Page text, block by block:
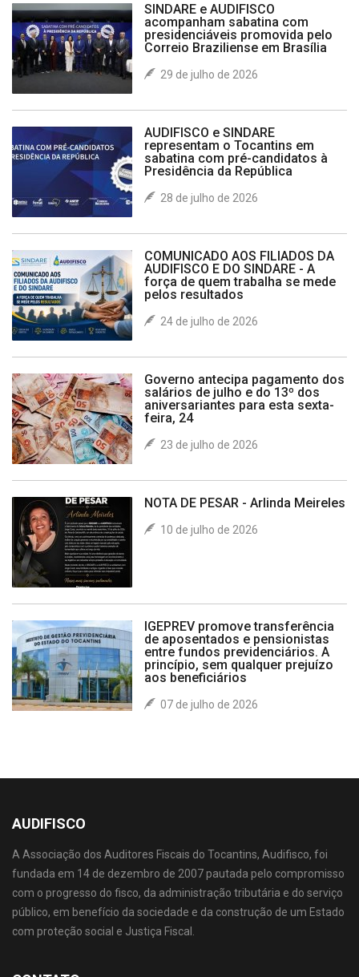
SINDARE e AUDIFISCO
acompanham sabatina com
presidenciáveis promovida pelo
Correio Braziliense em Brasília
29 de julho de 2026
AUDIFISCO e SINDARE
representam o Tocantins em
sabatina com pré-candidatos à
Presidência da República
28 de julho de 2026
COMUNICADO AOS FILIADOS DA
AUDIFISCO E DO SINDARE - A
força de quem trabalha se mede
pelos resultados
24 de julho de 2026
Governo antecipa pagamento dos
salários de julho e do 13º dos
aniversariantes para esta sexta-
feira, 24
23 de julho de 2026
NOTA DE PESAR - Arlinda Meireles
10 de julho de 2026
IGEPREV promove transferência
de aposentados e pensionistas
entre fundos previdenciários. A
princípio, sem qualquer prejuízo
aos beneficiários
07 de julho de 2026
AUDIFISCO
A Associação dos Auditores Fiscais do Tocantins, Audifisco, foi
fundada em 14 de dezembro de 2007 pautada pelo compromisso
com o progresso do fisco, da administração tributária e do serviço
público, em benefício da sociedade e da construção de um Estado
com proteção social e Justiça Fiscal.